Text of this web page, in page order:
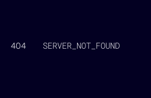
404 SERVER_NOT_FOUND